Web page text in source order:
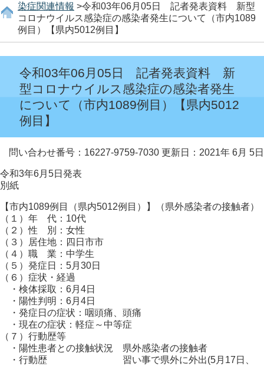
染症関連情報 >令和03年06月05日 記者発表資料 新型
コロナウイルス感染症の感染者発生について（市内1089
例目）【県内5012例目】
令和03年06月05日 記者発表資料 新
型コロナウイルス感染症の感染者発生
について（市内1089例目）【県内5012
例目】
問い合わせ番号：16227-9759-7030 更新日：2021年 6月 5日
令和3年6月5日発表
別紙
【市内1089例目（県内5012例目）】（県外感染者の接触者）
（１）年 代：10代
（２）性 別：女性
（３）居住地：四日市市
（４）職 業：中学生
（５）発症日：5月30日
（６）症状・経過
・検体採取：6月4日
・陽性判明：6月4日
・発症日の症状：咽頭痛、頭痛
・現在の症状：軽症～中等症
（７）行動歴等
・陽性患者との接触状況 県外感染者の接触者
・行動歴 習い事で県外に外出(5月17日、